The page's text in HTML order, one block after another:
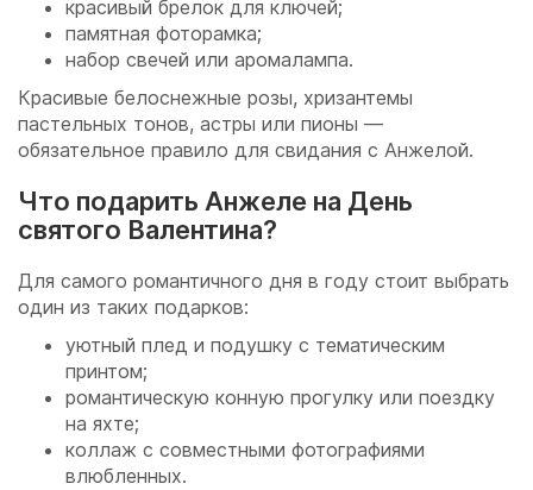
красивый брелок для ключей;
памятная фоторамка;
набор свечей или аромалампа.
Красивые белоснежные розы, хризантемы
пастельных тонов, астры или пионы —
обязательное правило для свидания с Анжелой.
Что подарить Анжеле на День
святого Валентина?
Для самого романтичного дня в году стоит выбрать
один из таких подарков:
уютный плед и подушку с тематическим
принтом;
романтическую конную прогулку или поездку
на яхте;
коллаж с совместными фотографиями
влюбленных.